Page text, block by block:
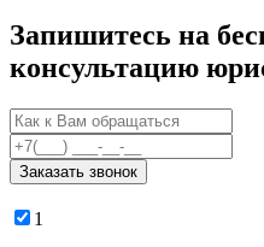
Запишитесь на
консультацию
Заказать звонок
1